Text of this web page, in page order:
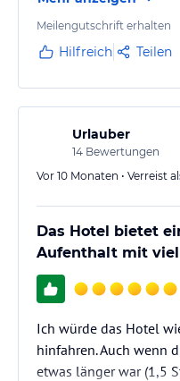
Meilengutschrift erhalten
Hilfreich Teilen
Urlauber
14 Bewertungen
Vor 10 Monaten • Verreist
Das Hotel bietet
Aufenthalt mit
Ich würde das Hotel
hinfahren. Auch wenn
etwas länger war (1,5